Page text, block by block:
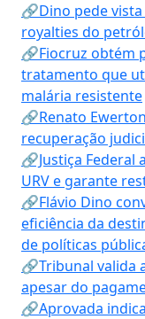
🔗Dino pede
royalties do
🔗Fiocruz obtém
tratamento que
malária resistente
🔗Renato
recuperação
🔗Justiça Federal
URV e garante
🔗Flávio Dino
eficiência da
de políticas
🔗Tribunal valida
apesar do
🔗Aprovada